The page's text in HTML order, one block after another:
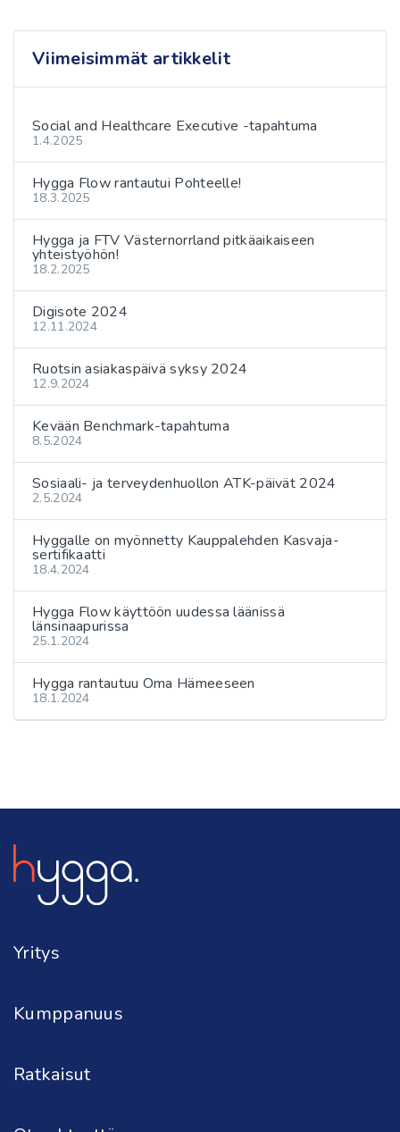
Viimeisimmät artikkelit
Social and Healthcare Executive -tapahtuma
1.4.2025
Hygga Flow rantautui Pohteelle!
18.3.2025
Hygga ja FTV Västernorrland pitkäaikaiseen
yhteistyöhön!
18.2.2025
Digisote 2024
12.11.2024
Ruotsin asiakaspäivä syksy 2024
12.9.2024
Kevään Benchmark-tapahtuma
8.5.2024
Sosiaali- ja terveydenhuollon ATK-päivät 2024
2.5.2024
Hyggalle on myönnetty Kauppalehden Kasvaja-
sertifikaatti
18.4.2024
Hygga Flow käyttöön uudessa läänissä
länsinaapurissa
25.1.2024
Hygga rantautuu Oma Hämeeseen
18.1.2024
Yritys
Kumppanuus
Ratkaisut